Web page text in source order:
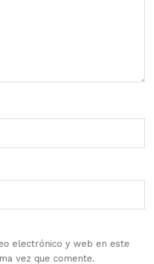
electrónico y web en este
vez que comente.